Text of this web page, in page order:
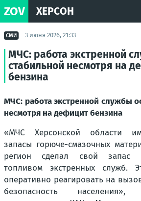
ZOV ХЕРСОН
СМИ 3 июня 2026, 21:33
МЧС: работа экстренной
стабильной несмотря на
бензина
МЧС: работа экстренной службы
несмотря на дефицит бензина
«МЧС Херсонской области
запасы горюче-смазочных
регион сделал свой запас
топливом экстренных служб.
оперативно реагировать на
безопасность